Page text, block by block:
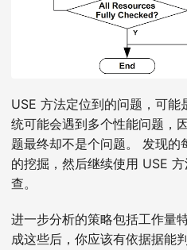
USE 方法定位到的问题，可
统可能会遇到多个性能问题，
题最终却不是个问题。 发现的
的挖掘，然后继续使用 USE
查。
进一步分析的策略包括工作
成这些后，你应该有依据据能